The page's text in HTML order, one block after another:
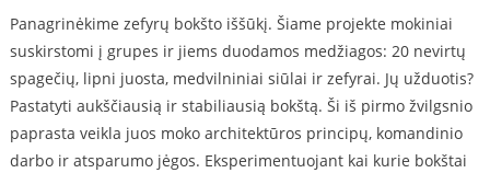
Panagrinėkime zefyrų bokšto iššūkį. Šiame projekte mokiniai
suskirstomi į grupes ir jiems duodamos medžiagos: 20 nevirtų
spagečių, lipni juosta, medvilniniai siūlai ir zefyrai. Jų užduotis?
Pastatyti aukščiausią ir stabiliausią bokštą. Ši iš pirmo žvilgsnio
paprasta veikla juos moko architektūros principų, komandinio
darbo ir atsparumo jėgos. Eksperimentuojant kai kurie bokštai